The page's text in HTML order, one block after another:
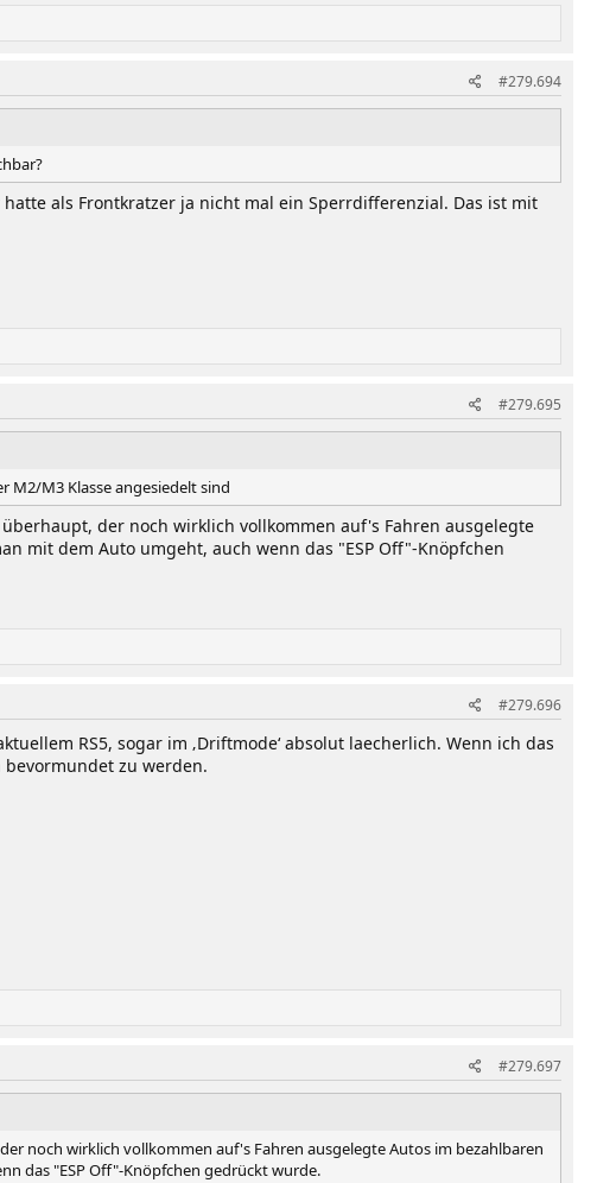
#279.694
als Frontkratzer ja nicht mal ein Sperrdifferenzial. Das ist mit
#279.695
M2/M3 Klasse angesiedelt sind
der noch wirklich vollkommen auf's Fahren ausgelegte
mit dem Auto umgeht, auch wenn das "ESP Off"-Knöpfchen
#279.696
RS5, sogar im ‚Driftmode‘ absolut laecherlich. Wenn ich das
zu werden.
#279.697
noch wirklich vollkommen auf's Fahren ausgelegte Autos im bezahlbaren
das "ESP Off"-Knöpfchen gedrückt wurde.